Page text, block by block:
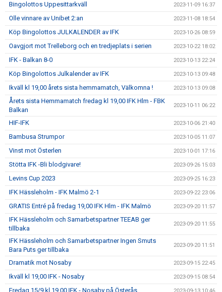
Bingolottos Uppesittarkväll 2023-11-09 16:37
Olle vinnare av Unibet 2:an 2023-11-08 18:54
Köp Bingolottos JULKALENDER av IFK 2023-10-26 08:59
Oavgjort mot Trelleborg och en tredjeplats i serien 2023-10-22 18:02
IFK - Balkan 8-0 2023-10-13 22:24
Köp Bingolottos Julkalender av IFK 2023-10-13 09:48
Ikväll kl 19,00 årets sista hemmamatch, Välkomna ! 2023-10-13 09:08
Årets sista Hemmamatch fredag kl 19,00 IFK Hlm - FBK
Balkan
2023-10-11 06:22
HIF-IFK 2023-10-06 21:40
Bambusa Strumpor 2023-10-05 11:07
Vinst mot Österlen 2023-10-01 17:16
Stötta IFK -Bli blodgivare! 2023-09-26 15:03
Levins Cup 2023 2023-09-25 16:23
IFK Hässleholm - IFK Malmö 2-1 2023-09-22 23:06
GRATIS Entré på fredag 19,00 IFK Hlm - IFK Malmö 2023-09-20 11:57
IFK Hässleholm och Samarbetspartner TEEAB ger
tillbaka
2023-09-20 11:55
IFK Hässleholm och Samarbetspartner Ingen Smuts
Bara Puts ger tillbaka
2023-09-20 11:51
Dramatik mot Nosaby 2023-09-15 22:45
Ikväll kl 19,00 IFK - Nosaby 2023-09-15 08:54
Fredag 15/9 kl 19,00 IFK - Nosaby på Österås